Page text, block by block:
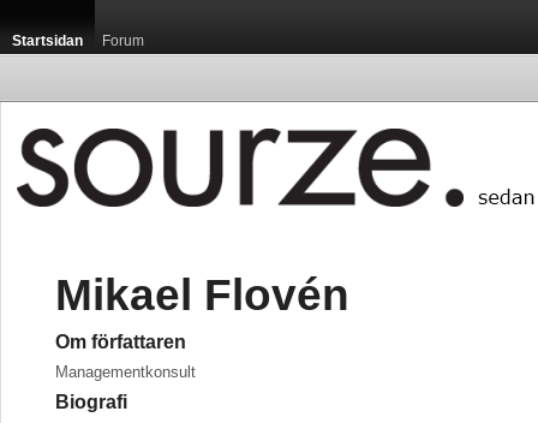
Startsidan Forum
Mikael Flovén
Om författaren
Managementkonsult
Biografi